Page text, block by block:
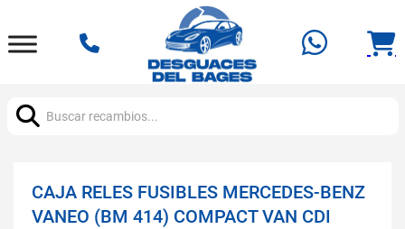
CAJA RELES FUSIBLES MERCEDES-BENZ
VANEO (BM 414) COMPACT VAN CDI